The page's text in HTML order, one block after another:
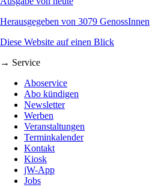
Herausgegeben von 3079 GenossInnen
Diese Website auf einen Blick
→ Service
Aboservice
Abo kündigen
Newsletter
Werben
Veranstaltungen
Terminkalender
Kontakt
Kiosk
jW-App
Jobs